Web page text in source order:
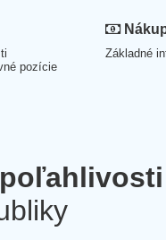
pozície
Základné